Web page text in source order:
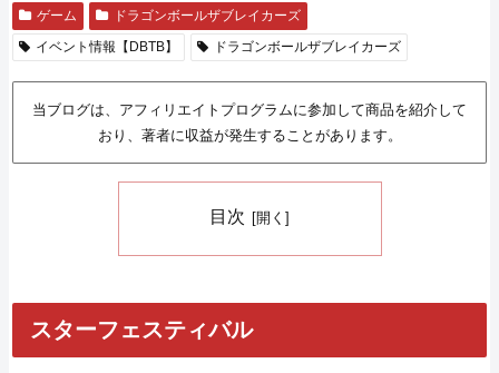
ゲーム
ドラゴンボールザブレイカーズ
イベント情報【DBTB】
ドラゴンボールザブレイカーズ
当ブログは、アフィリエイトプログラムに参加して商品を紹介して
おり、著者に収益が発生することがあります。
目次
スターフェスティバル